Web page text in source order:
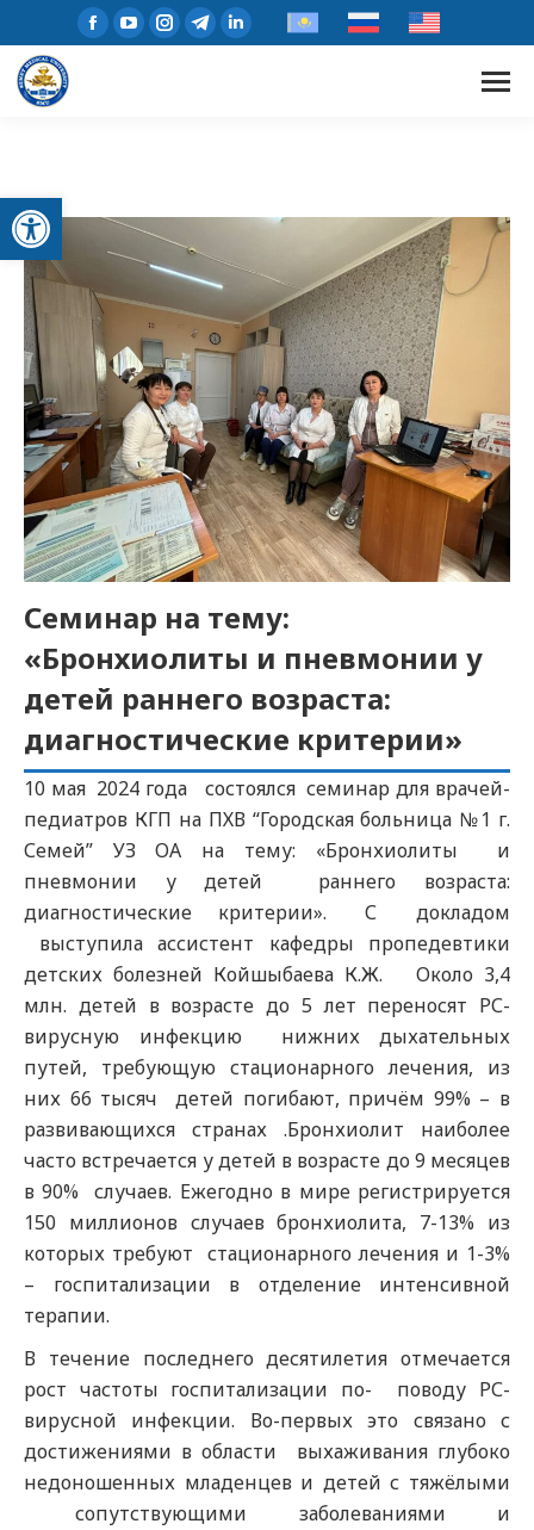
Открыть панель инструментов
Семинар на тему:
«Бронхиолиты и пневмонии у
детей раннего возраста:
диагностические критерии»
10 мая 2024 года состоялся семинар для врачей-
педиатров КГП на ПХВ “Городская больница №1 г.
Семей” УЗ ОА на тему: «Бронхиолиты и
пневмонии у детей раннего возраста:
диагностические критерии». С докладом
выступила ассистент кафедры пропедевтики
детских болезней Койшыбаева К.Ж. Около 3,4
млн. детей в возрасте до 5 лет переносят РС-
вирусную инфекцию нижних дыхательных
путей, требующую стационарного лечения, из
них 66 тысяч детей погибают, причём 99% – в
развивающихся странах .Бронхиолит наиболее
часто встречается у детей в возрасте до 9 месяцев
в 90% случаев. Ежегодно в мире регистрируется
150 миллионов случаев бронхиолита, 7-13% из
которых требуют стационарного лечения и 1-3%
– госпитализации в отделение интенсивной
терапии.
В течение последнего десятилетия отмечается
рост частоты госпитализации по- поводу РС-
вирусной инфекции. Во-первых это связано с
достижениями в области выхаживания глубоко
недоношенных младенцев и детей с тяжёлыми
сопутствующими заболеваниями и